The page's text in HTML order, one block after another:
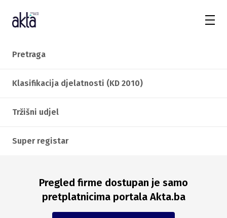
Pretraga
Klasifikacija djelatnosti (KD 2010)
Tržišni udjel
Super registar
Pregled firme dostupan je samo
pretplatnicima portala Akta.ba